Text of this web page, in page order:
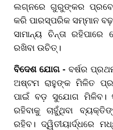
ଲଗ୍ନରେ ଗୁରୁଙ୍କର
କରି ପାରସ୍ପରିକ ସମ୍ମାନ
ସାମାନ୍ୟ ଚିନ୍ତା ରହିପାରେ
ରଖିବା ଉଚିତ୍।
ବିଦେଶ ଯୋଗ - ବର୍ଷର
ଅଷ୍ଟମ ରାହୁଙ୍କ ମିଳିତ
ପାଇଁ ବଡ଼ ସୁଯୋଗ ମିଳିବ।
ରହିବାକୁ ଚାହୁଁଥିବା
ରହିବ। ଦ୍ୱିତୀୟାର୍ଦ୍ଧରେ